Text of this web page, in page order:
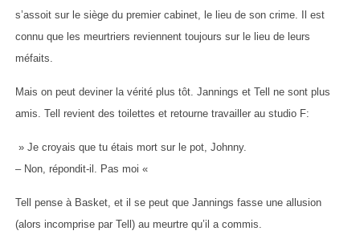
s’assoit sur le siège du premier cabinet, le lieu de son crime. Il est
connu que les meurtriers reviennent toujours sur le lieu de leurs
méfaits.
Mais on peut deviner la vérité plus tôt. Jannings et Tell ne sont plus
amis. Tell revient des toilettes et retourne travailler au studio F:
» Je croyais que tu étais mort sur le pot, Johnny.
– Non, répondit-il. Pas moi «
Tell pense à Basket, et il se peut que Jannings fasse une allusion
(alors incomprise par Tell) au meurtre qu’il a commis.